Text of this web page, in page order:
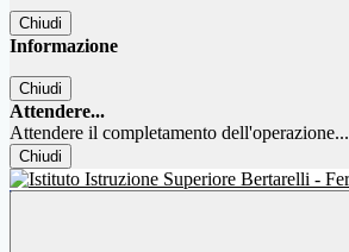
Chiudi
Informazione
Chiudi
Attendere...
Attendere il completamento dell'operazione...
Chiudi